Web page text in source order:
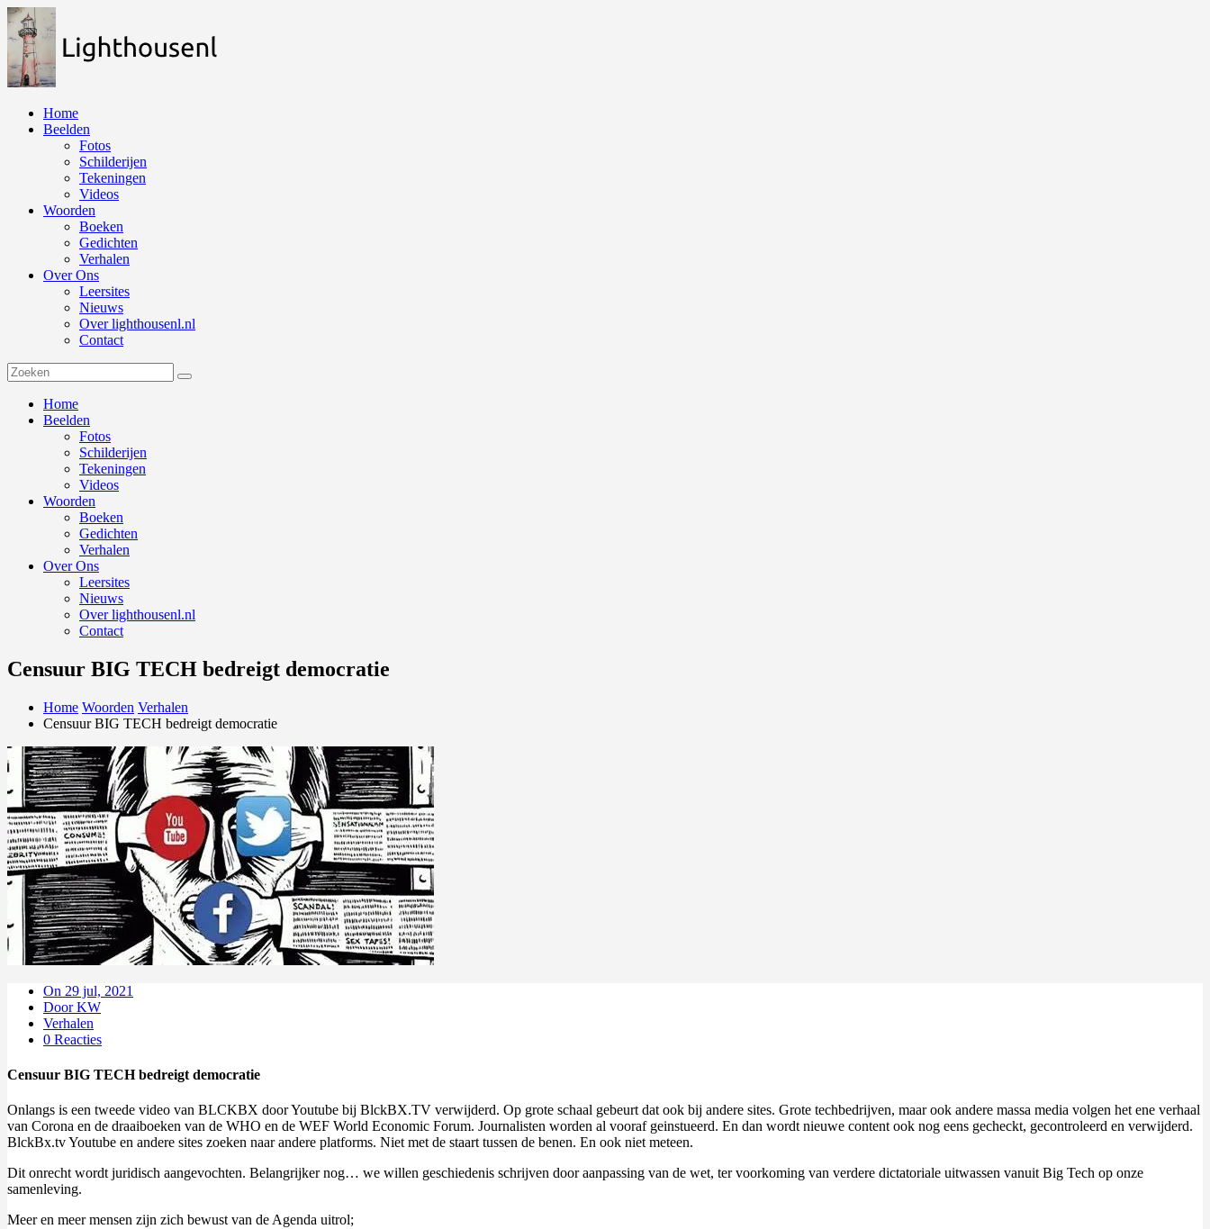
Naar
de
inhoud
springen
Home
Beelden
Fotos
Schilderijen
Tekeningen
Videos
Woorden
Boeken
Gedichten
Verhalen
Over Ons
Leersites
Nieuws
Over lighthousenl.nl
Contact
Home
Beelden
Fotos
Schilderijen
Tekeningen
Videos
Woorden
Boeken
Gedichten
Verhalen
Over Ons
Leersites
Nieuws
Over lighthousenl.nl
Contact
Censuur BIG TECH bedreigt democratie
Home Woorden Verhalen
Censuur BIG TECH bedreigt democratie
On 29 jul, 2021
Door KW
Verhalen
0 Reacties
Censuur BIG TECH bedreigt democratie
Onlangs is een tweede video van BLCKBX door Youtube bij BlckBX.TV verwijderd. Op grote schaal gebeurt dat ook bij andere sites. Grote techbedrijven, maar ook andere massa media volgen het ene verhaal
van Corona en de draaiboeken van de WHO en de WEF World Economic Forum. Journalisten worden al vooraf geinstueerd. En dan wordt nieuwe content ook nog eens gecheckt, gecontroleerd en verwijderd.
BlckBx.tv Youtube en andere sites zoeken naar andere platforms. Niet met de staart tussen de benen. En ook niet meteen.
Dit onrecht wordt juridisch aangevochten. Belangrijker nog… we willen geschiedenis schrijven door aanpassing van de wet, ter voorkoming van verdere dictatoriale uitwassen vanuit Big Tech op onze
samenleving.
Meer en meer mensen zijn zich bewust van de Agenda uitrol;